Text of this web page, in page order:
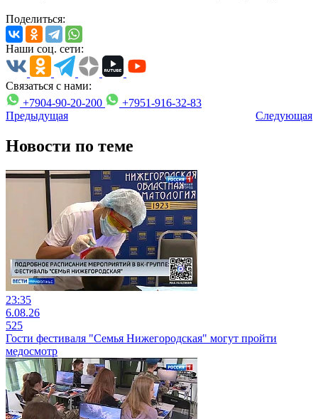
Поделиться:
Наши соц. сети:
Связаться с нами:
+7904-90-20-200
+7951-916-32-83
Предыдущая
Следующая
Новости по теме
23:35
6.08.26
525
Гости фестиваля "Семья Нижегородская" могут пройти
медосмотр